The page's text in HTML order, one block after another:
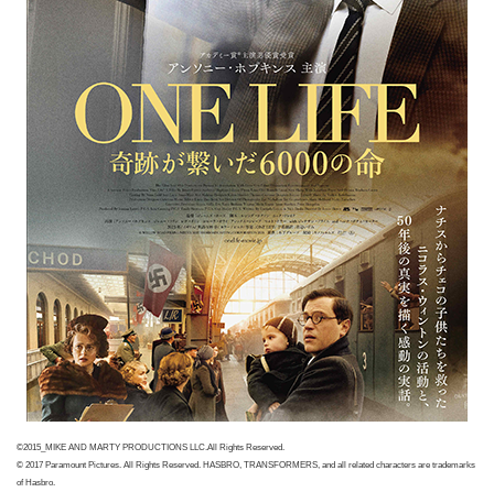
©2015_MIKE AND MARTY PRODUCTIONS LLC.All Rights Reserved.
© 2017 Paramount Pictures. All Rights Reserved. HASBRO, TRANSFORMERS, and all related characters are trademarks
of Hasbro.